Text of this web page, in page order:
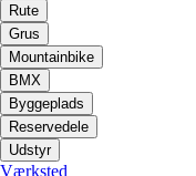
Rute
Grus
Mountainbike
BMX
Byggeplads
Reservedele
Udstyr
Værksted